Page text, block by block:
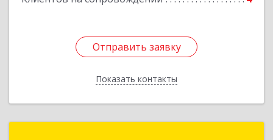
Отправить заявку
Показать контакты
Отправить заявку
Назад